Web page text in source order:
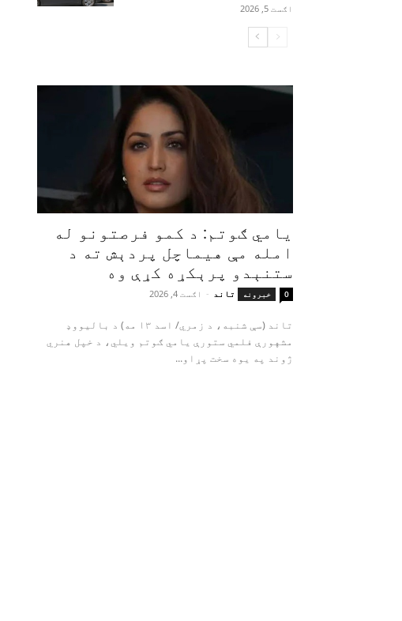
اګست 5, 2026
یامي ګوتم: د کمو فرصتونو له
امله مې هیماچل پردېش ته د
ستنېدو پرېکړه کړې وه
خبرونه تاند - اګست 4, 2026 0
تاند (سې شنبه، د زمري/ اسد ۱۳ مه) د بالیووډ
مشهورې فلمي ستورې یامي ګوتم ویلي، د خپل هنري
ژوند په یوه سخت پړاو...